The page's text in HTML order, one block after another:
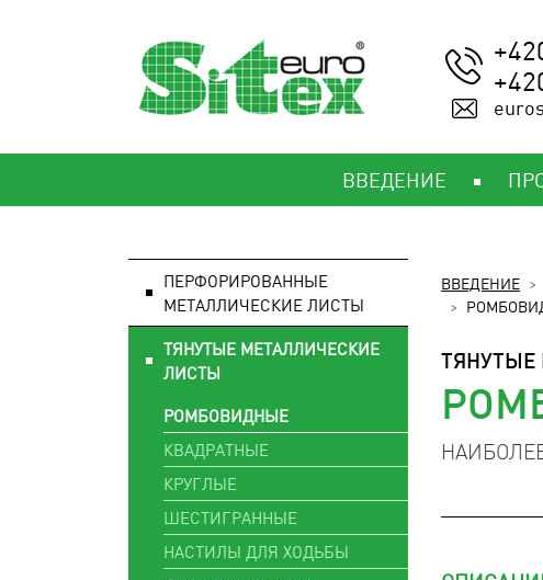
ВВЕДЕНИЕ
ВВЕДЕНИЕ
ТЯНУТЫЕ
ПЕРФОРИРОВАННЫЕ
МЕТАЛЛИЧЕСКИЕ ЛИСТЫ
ТЯНУТЫЕ МЕТАЛЛИЧЕСКИЕ
ЛИСТЫ
РОМБОВИДНЫЕ
КВАДРАТНЫЕ
КРУГЛЫЕ
ШЕСТИГРАННЫЕ
НАСТИЛЫ ДЛЯ ХОДЬБЫ